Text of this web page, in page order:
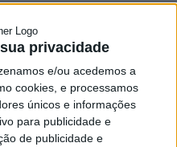
privacidade
e/ou acedemos a
cookies, e processamos
únicos e informações
para publicidade e
de publicidade e
atingido pelo raio,
de Viseu, devido às
relacionadas com a
hemodinamicamente
cardíaca”, e, segundo o